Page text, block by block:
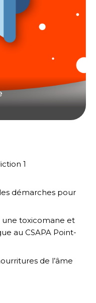
1
démarches pour
toxicomane et
au CSAPA Point-
de l’âme